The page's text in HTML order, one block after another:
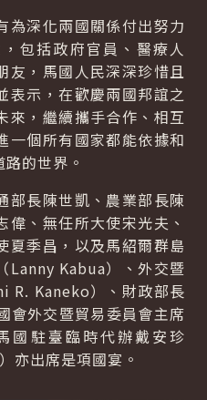
為深化兩國關係付出努力
包括政府官員、醫療人
友，馬國人民深深珍惜且
表示，在歡慶兩國邦誼之
來，繼續攜手合作、相互
一個所有國家都能依據和
的世界。
部長陳世凱、農業部長陳
、無任所大使宋光夫、
夏季昌，以及馬紹爾群島
Lanny Kabua）、外交暨
R. Kaneko）、財政部長
會外交暨貿易委員會主席
國駐臺臨時代辦戴安珍
）亦出席是項國宴。